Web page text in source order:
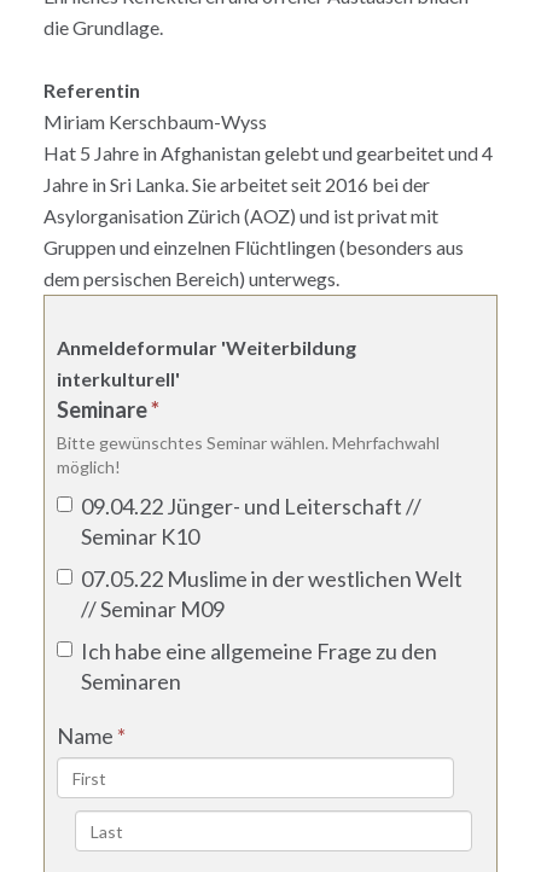
die Grundlage.
Referentin
Miriam Kerschbaum-Wyss
Hat 5 Jahre in Afghanistan gelebt und gearbeitet und 4
Jahre in Sri Lanka. Sie arbeitet seit 2016 bei der
Asylorganisation Zürich (AOZ) und ist privat mit
Gruppen und einzelnen Flüchtlingen (besonders aus
dem persischen Bereich) unterwegs.
Anmeldeformular 'Weiterbildung
interkulturell'
Seminare*
Bitte gewünschtes Seminar wählen. Mehrfachwahl
möglich!
09.04.22 Jünger- und Leiterschaft //
Seminar K10
07.05.22 Muslime in der westlichen Welt
// Seminar M09
Ich habe eine allgemeine Frage zu den
Seminaren
Name *